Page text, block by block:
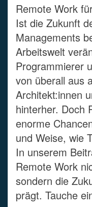
Remote Work
Ist die Zukunft
Managements
Arbeitswelt
Programmierer
von überall aus
Architekt:innen
hinterher. Doch
enorme
und Weise, wie
In unserem
Remote Work
sondern die
prägt. Tauche